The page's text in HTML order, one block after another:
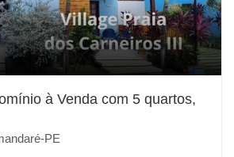
à Venda com 5 quartos,
PE